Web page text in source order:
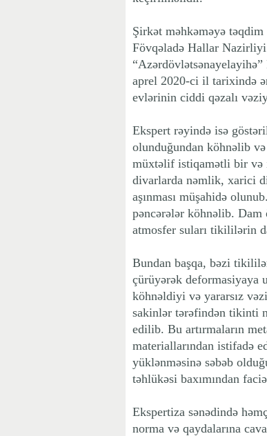
Şirkət məhkəməyə
Fövqəladə Hallar
aprel 2020-ci il tarixində
evlərinin ciddi qəzalı
Ekspert rəyində isə
olunduğundan köhnəlib
müxtəlif istiqamətli bir və
divarlarda nəmlik, xarici
aşınması müşahidə
pəncərələr köhnəlib. Dam
atmosfer suları tikililərin
Bundan başqa, bəzi
çürüyərək deformasiyaya
köhnəldiyi və yararsız
sakinlər tərəfindən tikinti
edilib. Bu artırmaların
materiallarından istifadə
yüklənməsinə səbəb
təhlükəsi baxımından
Ekspertiza sənədində
norma və qaydalarına